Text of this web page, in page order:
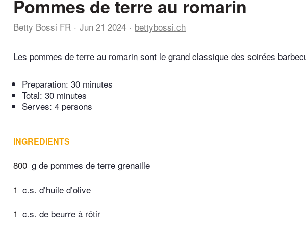
Pommes de terre au romarin
Betty Bossi FR Jun 21 2024 bettybossi.ch
Les pommes de terre au romarin sont le grand classique des soirées
Preparation: 30 minutes
Total: 30 minutes
Serves: 4 persons
INGREDIENTS
800 g de pommes de terre grenaille
1 c.s. d’huile d’olive
1 c.s. de beurre à rôtir